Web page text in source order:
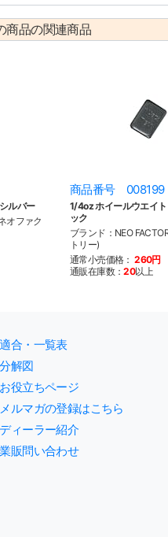
商品の関連商品
ルバー
オファク
商品番号 008199
1/4oz ホイールウエイ
ック
ブランド：NEO
トリー)
通常小売価格： 260円
通販在庫数：20以上
適合・一覧表
分解図
お役立ちページ
メルマガの登録はこちら
ディーラー紹介
業販問い合わせ